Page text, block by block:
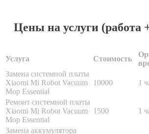
Цены на услуги (работа
Услуга Стоимость
Замена системной платы
Xiaomi Mi Robot Vacuum
Mop Essential
10000 1
Ремонт системной платы
Xiaomi Mi Robot Vacuum
Mop Essential
1500 1
Замена аккумулятора